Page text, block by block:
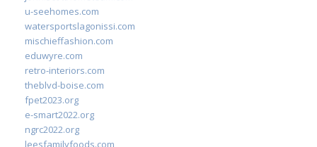
u-seehomes.com
watersportslagonissi.com
mischieffashion.com
eduwyre.com
retro-interiors.com
theblvd-boise.com
fpet2023.org
e-smart2022.org
ngrc2022.org
leesfamilyfoods.com